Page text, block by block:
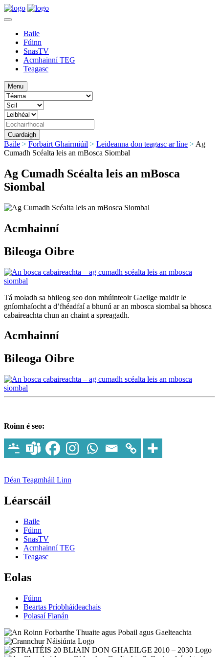
Baile
Fúinn
SnasTV
Acmhainní TEG
Teagasc
Menu
Baile > Forbairt Ghairmiúil > Leideanna don teagasc ar líne > Ag
Cumadh Scéalta leis an mBosca Siombal
Ag Cumadh Scéalta leis an mBosca
Siombal
Acmhainní
Bileoga Oibre
Tá moladh sa bhileog seo don mhúinteoir Gaeilge maidir le
gníomhaíocht a d’fhéadfaí a bhunú ar an mbosca siombal sa bhosca
cabaireachta chun an chaint a spreagadh.
Acmhainní
Bileoga Oibre
Roinn é seo:
Déan Teagmháil Linn
Léarscáil
Baile
Fúinn
SnasTV
Acmhainní TEG
Teagasc
Eolas
Fúinn
Beartas Príobháideachais
Polasaí Fianán